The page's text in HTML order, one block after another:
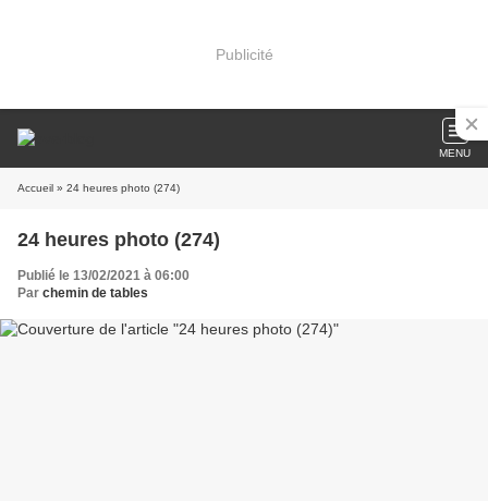
Publicité
MENU
Accueil » 24 heures photo (274)
24 heures photo (274)
Publié le 13/02/2021 à 06:00
Par chemin de tables